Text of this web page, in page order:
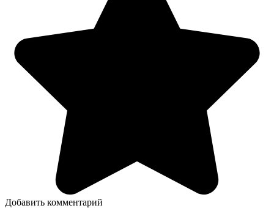
Добавить комментарий